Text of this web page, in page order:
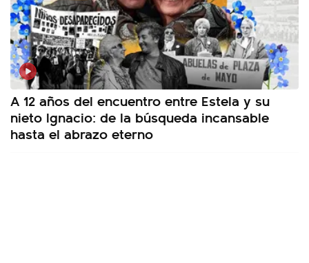
A 12 años del encuentro entre Estela y su
nieto Ignacio: de la búsqueda incansable
hasta el abrazo eterno